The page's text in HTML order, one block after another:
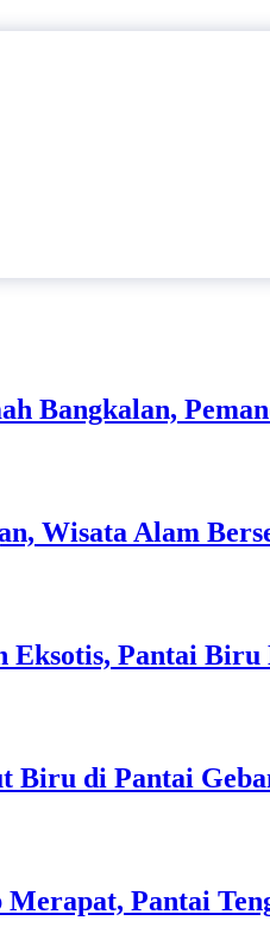
Bangkalan,
Wisata Alam
Eksotis, Pantai
Biru di Pantai
Merapat, Pantai